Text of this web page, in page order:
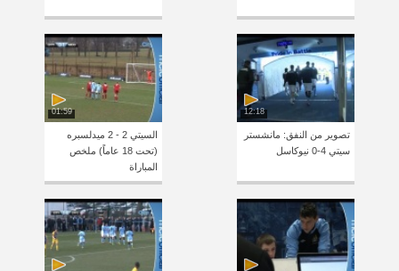
12:18
تصوير من النفق: مانشستر
سيتي 4-0 نيوكاسل
01:59
السيتي 2 - 2 ميدلسبره
(تحت 18 عاماً) ملخص
المباراة